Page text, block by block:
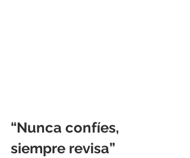
“Nunca confíes,
siempre revisa”